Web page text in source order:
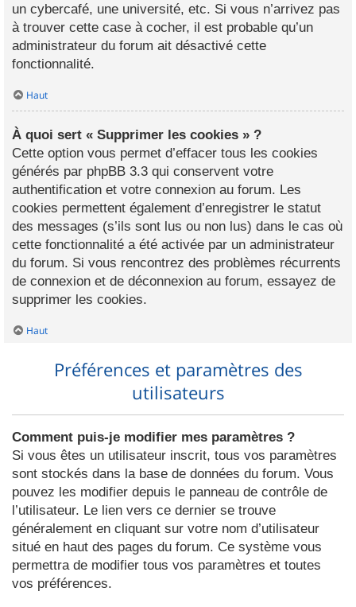
un cybercafé, une université, etc. Si vous n’arrivez pas
à trouver cette case à cocher, il est probable qu’un
administrateur du forum ait désactivé cette
fonctionnalité.
Haut
À quoi sert « Supprimer les cookies » ?
Cette option vous permet d’effacer tous les cookies
générés par phpBB 3.3 qui conservent votre
authentification et votre connexion au forum. Les
cookies permettent également d’enregistrer le statut
des messages (s’ils sont lus ou non lus) dans le cas où
cette fonctionnalité a été activée par un administrateur
du forum. Si vous rencontrez des problèmes récurrents
de connexion et de déconnexion au forum, essayez de
supprimer les cookies.
Haut
Préférences et paramètres des
utilisateurs
Comment puis-je modifier mes paramètres ?
Si vous êtes un utilisateur inscrit, tous vos paramètres
sont stockés dans la base de données du forum. Vous
pouvez les modifier depuis le panneau de contrôle de
l’utilisateur. Le lien vers ce dernier se trouve
généralement en cliquant sur votre nom d’utilisateur
situé en haut des pages du forum. Ce système vous
permettra de modifier tous vos paramètres et toutes
vos préférences.